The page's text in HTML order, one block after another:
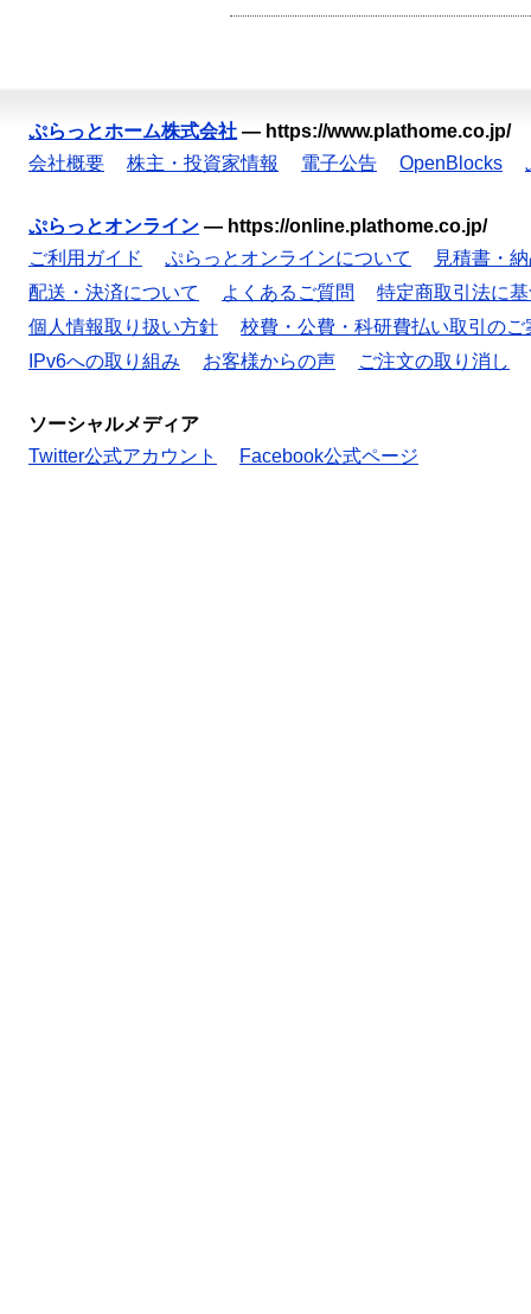
ぷらっとホーム株式会社 — https://www.plathome.co.jp/
会社概要
株主・投資家情報 電子公告 OpenBlocks
ぷらっとオンライン — https://online.plathome.co.jp/
ご利用ガイド
ぷらっとオンラインについて
見積書・
配送・決済について
よくあるご質問
特定商取引法に
個人情報取り扱い方針
校費・公費・科研費払い取引のご
IPv6への取り組み
お客様からの声 ご注文の取り消し
ソーシャルメディア
Twitter公式アカウント
Facebook公式ページ